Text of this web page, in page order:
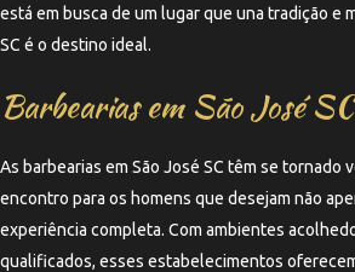
está em busca de um lugar que una tradição e
SC é o destino ideal.
Barbearias em São José SC
As barbearias em São José SC têm se tornado
encontro para os homens que desejam não
experiência completa. Com ambientes
qualificados, esses estabelecimentos